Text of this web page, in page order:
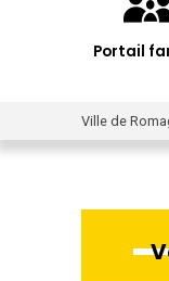
Portail
Ville de